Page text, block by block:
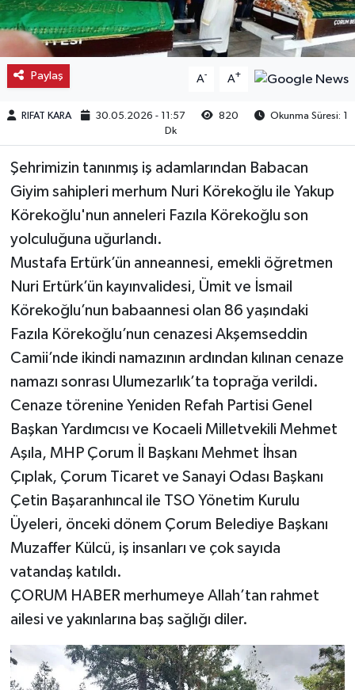
Paylaş A- A+
RIFAT KARA 30.05.2026 - 11:57 820
Okunma Süresi: 1
Dk
Şehrimizin tanınmış iş adamlarından Babacan
Giyim sahipleri merhum Nuri Körekoğlu ile Yakup
Körekoğlu'nun anneleri Fazıla Körekoğlu son
yolculuğuna uğurlandı.
Mustafa Ertürk’ün anneannesi, emekli öğretmen
Nuri Ertürk’ün kayınvalidesi, Ümit ve İsmail
Körekoğlu’nun babaannesi olan 86 yaşındaki
Fazıla Körekoğlu’nun cenazesi Akşemseddin
Camii’nde ikindi namazının ardından kılınan cenaze
namazı sonrası Ulumezarlık’ta toprağa verildi.
Cenaze törenine Yeniden Refah Partisi Genel
Başkan Yardımcısı ve Kocaeli Milletvekili Mehmet
Aşıla, MHP Çorum İl Başkanı Mehmet İhsan
Çıplak, Çorum Ticaret ve Sanayi Odası Başkanı
Çetin Başaranhıncal ile TSO Yönetim Kurulu
Üyeleri, önceki dönem Çorum Belediye Başkanı
Muzaffer Külcü, iş insanları ve çok sayıda
vatandaş katıldı.
ÇORUM HABER merhumeye Allah’tan rahmet
ailesi ve yakınlarına baş sağlığı diler.
Kargı
Laçin
Mecitözü
Oğuzlar
Ortaköy
Osmancık
Sungurlu
Uğurludağ
Sağlık